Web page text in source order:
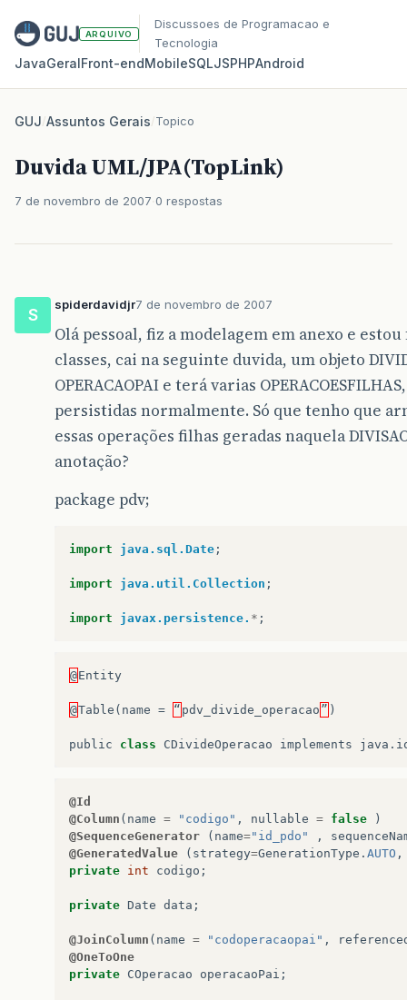
ARQUIVO
Discussoes de Programacao e
Tecnologia
JavaGeralFront‑endMobileSQLJSPHPAndroid
GUJ/Assuntos Gerais/Topico
Duvida UML/JPA(TopLink)
7 de novembro de 2007 0 respostas
S
spiderdavidjr7 de novembro de 2007
Olá pessoal, fiz a modelagem em anexo e estou
classes, cai na seguinte duvida, um objeto
OPERACAOPAI e terá varias
persistidas normalmente. Só que tenho que
essas operações filhas geradas naquela
anotação?
package pdv;
import java.sql.Date ;
import java.util.Collection ;
import javax.persistence. * ;
@Entity
@Table ( name = “ pdv_divide_operacao ” )
public class CDivideOperacao implements java .
@Id
@Column ( name = "codigo" , nullable = false
)
@SequenceGenerator
( name="id_pdo" ,
@GeneratedValue
( strategy=GenerationType . AUTO ,
private int codigo ;
private Date data ;
@JoinColumn ( name = "codoperacaopai" ,
@OneToOne
private COperacao operacaoPai ;